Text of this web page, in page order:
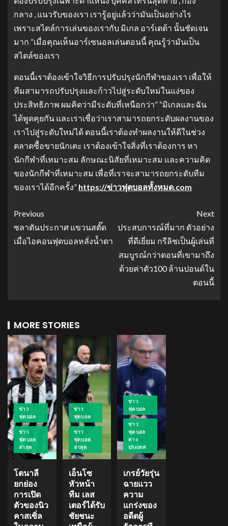
กลาง , แนวรับของเรา เรารู้อยู่แล้วว่ามันเป็นอย่างไร
เพราะสไตล์การเล่นของเรากับ มิเกล อาร์เตต้า นั้นชัดเจน
มาก “เมื่อคุณเห็นอาร์เซนอลเล่นตอนนี้ คุณรู้ว่ามันเป็น
สไตล์ของเรา
ตอนนี้เราต้องเข้าใจวิธีการปรับปรุงนักกีฬาของเรา เพื่อให้
ทีมสามารถปรับปรุงและก้าวไปสู่ระดับใหม่ในแง่ของ
ประสิทธิภาพ ผมคิดว่ามีระดับที่เหนือกว่า” “มิเกลและฉัน
ได้พูดคุยกัน และเราเชื่อว่าเราสามารถยกระดับผลงานของ
เราไปสู่ระดับใหม่ได้ ตอนนี้เราต้องทำผลงานให้ดีในช่วง
ตลาดซื้อขายนักเตะ เราต้องเข้าใจสิ่งที่เราต้องการ หา
นักกีฬาที่เหมาะสม ลักษณะนิสัยที่เหมาะสม และความคิด
ของนักกีฬาที่เหมาะสม เพื่อที่เราจะสามารถยกระดับทีม
ของเราได้อีกครั้ง” https://ข่าวฟุตบอลทั้งหมด.com
Previous
ซลาตันประกาศ แขวนสตั๊ด
เมื่อไอคอนฟุตบอลหลั่งน้ำตา
Next
ประสบการณ์ที่มาก ตัวอย่าง
ที่ดีเยี่ยม กรีลิชเป็นผู้เล่นที่
สมบูรณ์กว่าตอนที่เขามาถึง
ด้วยค่าตัว100 ล้านปอนด์ใน
ตอนนี้
MORE STORIES
ข่าว
ฟุตบอล
ข่าว
ฟุตบอล
ล่าสุด
โตนาลี
ยกย่อง
การเปิด
ตัวของนิว
คาสเซิ่ล
ข่าว
ฟุตบอล
ข่าว
ฟุตบอล
ล่าสุด
เอ็นโซ
หัวหน้า
ทีม เลส
เตอร์ได้รับ
ชัยชนะ
ข่าว
ฟุตบอล
ข่าว
ฟุตบอล
ต่าง
ประเทศ
เกรย์วัยรุ่น
ฉายแวว
ความ
แกร่งของ
อดีตผู้